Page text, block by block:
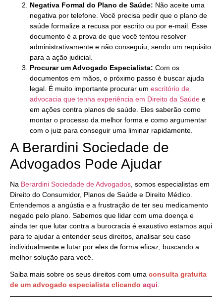
Negativa Formal do Plano de Saúde: Não aceite uma
negativa por telefone. Você precisa pedir que o plano de
saúde formalize a recusa por escrito ou por e-mail. Esse
documento é a prova de que você tentou resolver
administrativamente e não conseguiu, sendo um requisito
para a ação judicial.
Procurar um Advogado Especialista: Com os
documentos em mãos, o próximo passo é buscar ajuda
legal. É muito importante procurar um escritório de
advocacia que tenha experiência em Direito da Saúde e
em ações contra planos de saúde. Eles saberão como
montar o processo da melhor forma e como argumentar
com o juiz para conseguir uma liminar rapidamente.
A Berardini Sociedade de
Advogados Pode Ajudar
Na Berardini Sociedade de Advogados , somos especialistas em
Direito do Consumidor, Planos de Saúde e Direito Médico.
Entendemos a angústia e a frustração de ter seu medicamento
negado pelo plano. Sabemos que lidar com uma doença e
ainda ter que lutar contra a burocracia é exaustivo estamos aqui
para te ajudar a entender seus direitos, analisar seu caso
individualmente e lutar por eles de forma eficaz, buscando a
melhor solução para você.
Saiba mais sobre os seus direitos com uma consulta gratuita
de um advogado especialista clicando aqui